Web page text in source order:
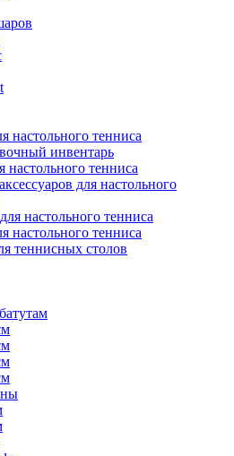
настольного тенниса
инвентарь
настольного тенниса
для настольного
настольного тенниса
настольного тенниса
теннисных столов